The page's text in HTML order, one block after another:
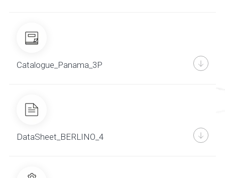
Catalogue_Panama_3P
DataSheet_BERLINO_4